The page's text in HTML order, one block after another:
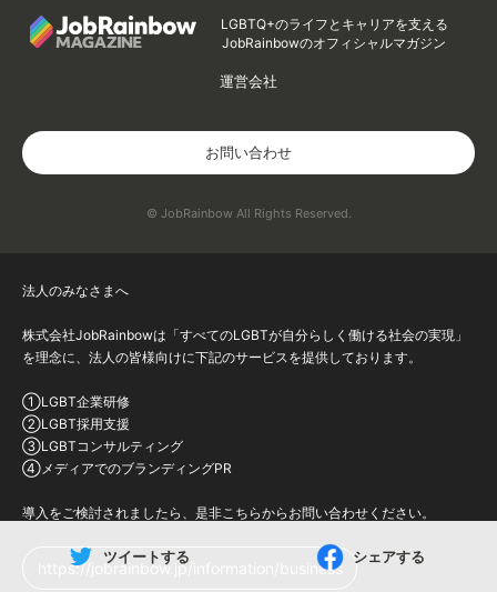
ツイートする シェアする
LGBTQ+のライフとキャリアを支える
JobRainbowのオフィシャルマガジン
運営会社
お問い合わせ
© JobRainbow All Rights Reserved.
法人のみなさまへ
株式会社JobRainbowは「すべてのLGBTが自分らしく働ける社会の実現」
を理念に、法人の皆様向けに下記のサービスを提供しております。
①LGBT企業研修
②LGBT採用支援
③LGBTコンサルティング
④メディアでのブランディングPR
導入をご検討されましたら、是非こちらからお問い合わせください。
https://jobrainbow.jp/information/business